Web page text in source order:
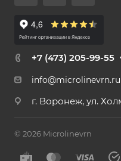
+7 (473) 205-99-55
info@microlinevrn.ru
г. Воронеж, ул.
© 2026 Microlinevrn